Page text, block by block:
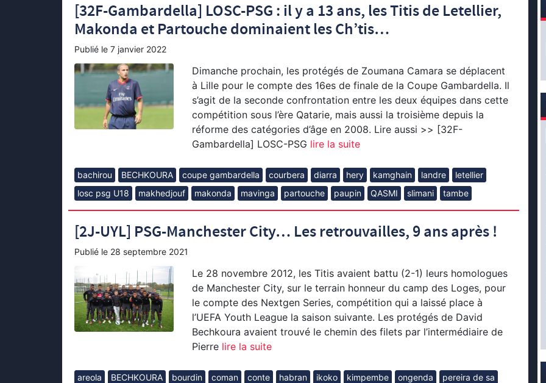
[32F-Gambardella] LOSC-PSG : il y a 13 ans, les Titis de Letellier,
Makonda et Partouche dominaient les Ch’tis…
Publié le 7 janvier 2022
Dimanche prochain, les protégés de Zoumana Camara se déplacent
à Lille pour le compte des 16es de finale de la Coupe Gambardella. Il
s’agit de la seconde confrontation entre les deux équipes dans cette
compétition sous l’ère Qatarie, mais aussi la troisième depuis la
réforme des catégories d’âge en 2008. Lire aussi >> [32F-
Gambardella] LOSC-PSG lire la suite
bachirou BECHKOURA coupe gambardella courbera diarra hery kamghain landre
letellier
losc psg U18
makhedjouf makonda mavinga partouche paupin QASMI slimani tambe
[2J-UYL] PSG-Manchester City… Les retrouvailles, 9 ans après !
Publié le 28 septembre 2021
Le 28 novembre 2012, les Titis avaient battu (2-1) leurs homologues
de Manchester City, sur le terrain honneur du camp des Loges, pour
le compte des Nextgen Series, compétition qui a laissé place à
l’UEFA Youth League la saison suivante. Les protégés de David
Bechkoura avaient trouvé le chemin des filets par l’intermédiaire de
Pierrelire la suite
areola BECHKOURA bourdin coman conte habran ikoko kimpembe ongenda
pereira de sa